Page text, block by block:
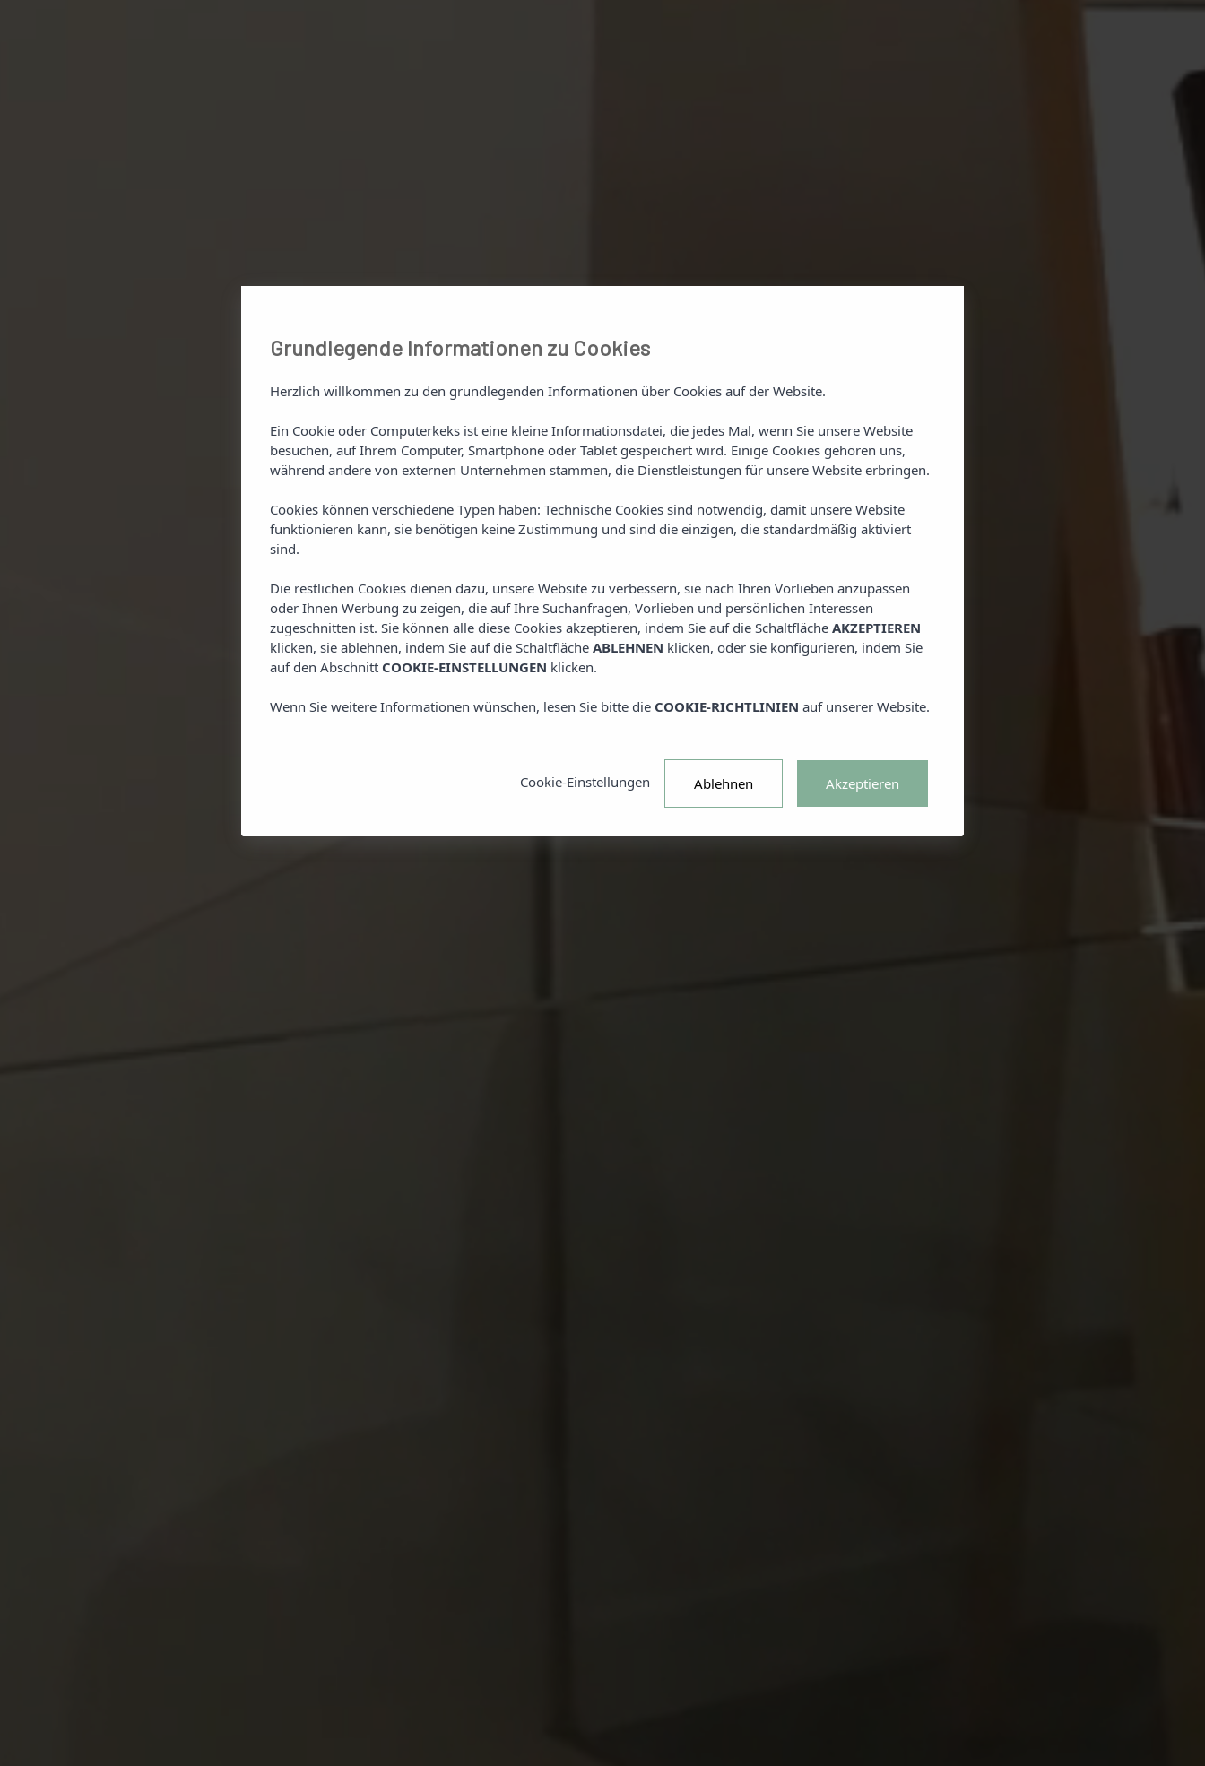
WILLKOMMEN IM SUITES 1478
WO DAS EXKLUSIVE
STATTFINDET
DER SEPTEMBER
SCHMECKT NACH
SOMMER
Preisvorteil von bis zu 20 %.Verwenden Sie bei der Buchung
den Code SUMMER26.
BUCHEN
Grundlegende Informationen zu Cookies
Herzlich willkommen zu den grundlegenden Informationen über Cookies auf der Website.
Ein Cookie oder Computerkeks ist eine kleine Informationsdatei, die jedes Mal, wenn Sie unsere Website
besuchen, auf Ihrem Computer, Smartphone oder Tablet gespeichert wird. Einige Cookies gehören uns,
während andere von externen Unternehmen stammen, die Dienstleistungen für unsere Website erbringen.
Cookies können verschiedene Typen haben: Technische Cookies sind notwendig, damit unsere Website
funktionieren kann, sie benötigen keine Zustimmung und sind die einzigen, die standardmäßig aktiviert
sind.
Die restlichen Cookies dienen dazu, unsere Website zu verbessern, sie nach Ihren Vorlieben anzupassen
oder Ihnen Werbung zu zeigen, die auf Ihre Suchanfragen, Vorlieben und persönlichen Interessen
zugeschnitten ist. Sie können alle diese Cookies akzeptieren, indem Sie auf die Schaltfläche AKZEPTIEREN
klicken, sie ablehnen, indem Sie auf die Schaltfläche ABLEHNEN klicken, oder sie konfigurieren, indem Sie
auf den Abschnitt COOKIE-EINSTELLUNGEN klicken.
Wenn Sie weitere Informationen wünschen, lesen Sie bitte die COOKIE-RICHTLINIEN auf unserer Website.
Cookie-Einstellungen Ablehnen Akzeptieren